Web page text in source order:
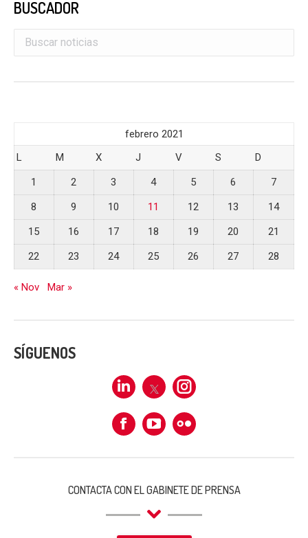
BUSCADOR
febrero 2021
L
M X J V S
D
1
2 3 4 5 6
7
8
9 10 11 12 13
14
15
16 17 18 19 20
21
22
23 24 25 26 27 28
« Nov Mar »
SÍGUENOS
Linkedin
X Instagram
FacebookFlickr
CONTACTA CON EL GABINETE DE PRENSA